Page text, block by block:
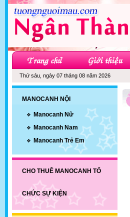
Thứ sáu, ngày 07 tháng 08 năm 2026
MANOCANH NỘI
Manocanh Nữ
Manocanh Nam
Manocanh Trẻ Em
CHO THUÊ MANOCANH TỔ
CHỨC SỰ KIỆN